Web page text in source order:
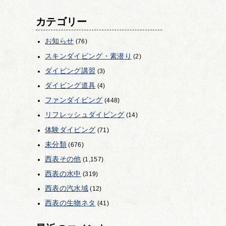
カテゴリー
お知らせ (76)
スキンダイビング・素潜り (2)
ダイビング講習 (3)
ダイビング道具 (4)
ファンダイビング (448)
リフレッシュダイビング (14)
体験ダイビング (71)
未分類(676)
西表その他 (1,157)
西表の水中 (319)
西表の汽水域(12)
西表の生物ネタ (41)